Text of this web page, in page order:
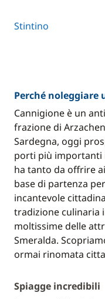
Stintino
Perché noleggiare
Cannigione è un
frazione di
Sardegna, oggi
porti più importanti
ha tanto da offrire
base di partenza
incantevole
tradizione culinaria
moltissime delle
Smeralda.
ormai rinomata
Spiagge incredibili